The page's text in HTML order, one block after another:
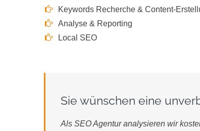
Keywords Recherche & Content-
Analyse & Reporting
Local SEO
Sie wünschen eine
Als SEO Agentur analysieren wir